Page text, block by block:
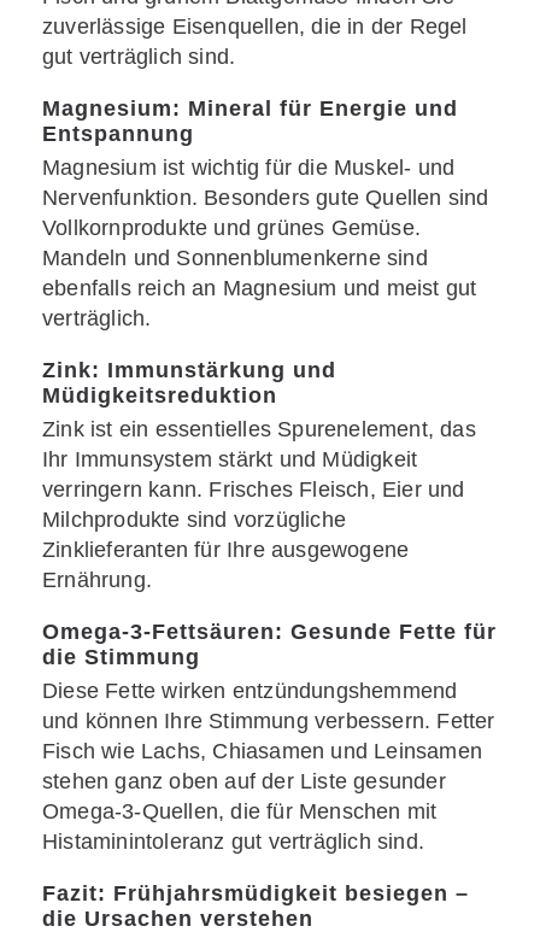
zuverlässige Eisenquellen, die in der Regel
gut verträglich sind.
Magnesium: Mineral für Energie und
Entspannung
Magnesium ist wichtig für die Muskel- und
Nervenfunktion. Besonders gute Quellen sind
Vollkornprodukte und grünes Gemüse.
Mandeln und Sonnenblumenkerne sind
ebenfalls reich an Magnesium und meist gut
verträglich.
Zink: Immunstärkung und
Müdigkeitsreduktion
Zink ist ein essentielles Spurenelement, das
Ihr Immunsystem stärkt und Müdigkeit
verringern kann. Frisches Fleisch, Eier und
Milchprodukte sind vorzügliche
Zinklieferanten für Ihre ausgewogene
Ernährung.
Omega-3-Fettsäuren: Gesunde Fette für
die Stimmung
Diese Fette wirken entzündungshemmend
und können Ihre Stimmung verbessern. Fetter
Fisch wie Lachs, Chiasamen und Leinsamen
stehen ganz oben auf der Liste gesunder
Omega-3-Quellen, die für Menschen mit
Histaminintoleranz gut verträglich sind.
Fazit: Frühjahrsmüdigkeit besiegen –
die Ursachen verstehen